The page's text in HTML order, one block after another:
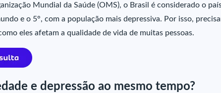
Mundial da Saúde (OMS), o Brasil é considerado o
e o 5°, com a população mais depressiva. Por isso,
eles afetam a qualidade de vida de muitas pessoas.
e depressão ao mesmo tempo?